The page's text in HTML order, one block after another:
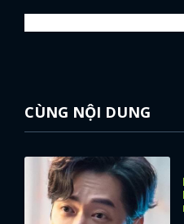
CÙNG NỘI DUNG